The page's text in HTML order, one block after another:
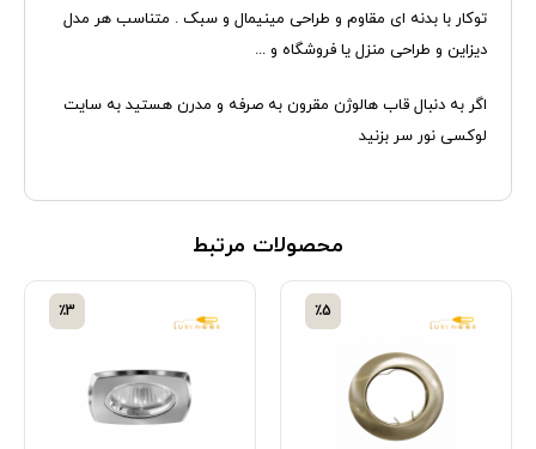
توکار با بدنه ای مقاوم و طراحی مینیمال و سبک . متناسب هر مدل
دیزاین و طراحی منزل یا فروشگاه و ...
اگر به دنبال قاب هالوژن مقرون به صرفه و مدرن هستید به سایت
لوکسی نور سر بزنید
محصولات مرتبط
٪5 ٪3